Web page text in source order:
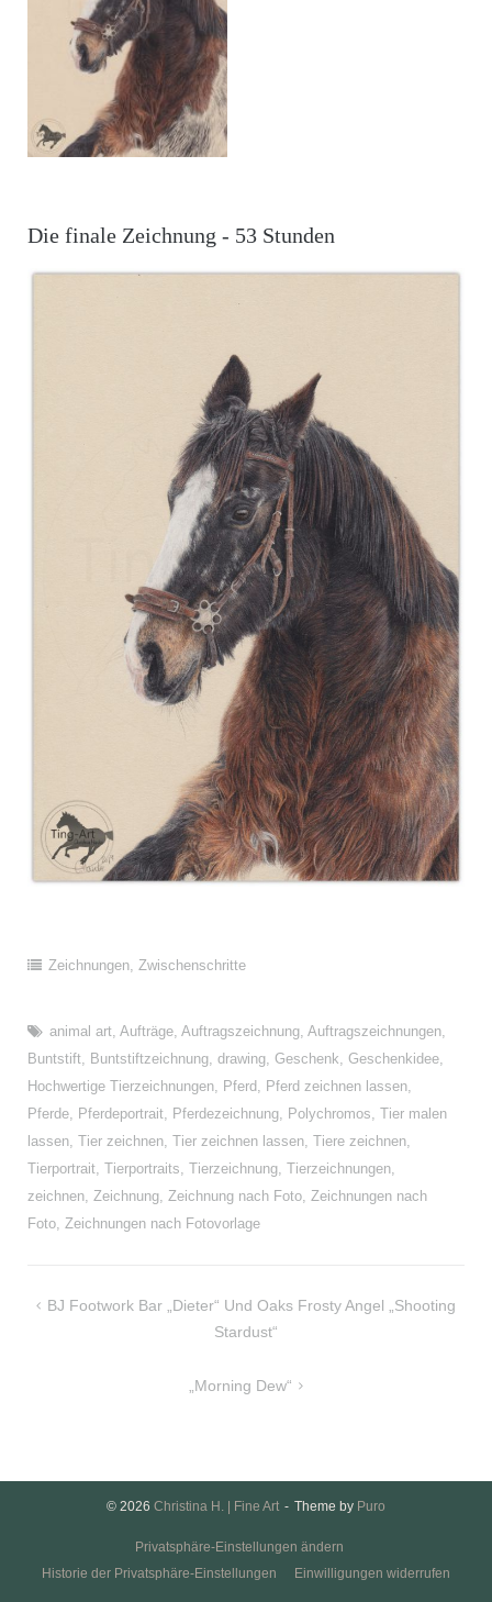
Die finale Zeichnung - 53 Stunden
Zeichnungen, Zwischenschritte
animal art, Aufträge, Auftragszeichnung, Auftragszeichnungen,
Buntstift, Buntstiftzeichnung, drawing, Geschenk, Geschenkidee,
Hochwertige Tierzeichnungen, Pferd , Pferd zeichnen lassen,
Pferde, Pferdeportrait, Pferdezeichnung, Polychromos, Tier malen
lassen, Tier zeichnen, Tier zeichnen lassen, Tiere zeichnen,
Tierportrait, Tierportraits, Tierzeichnung, Tierzeichnungen,
zeichnen, Zeichnung, Zeichnung nach Foto, Zeichnungen nach
Foto, Zeichnungen nach Fotovorlage
Beitragsnavigation
BJ Footwork Bar „Dieter“ Und Oaks Frosty Angel „Shooting
Stardust“
„Morning Dew“
© 2026 Christina H. | Fine Art Theme by Puro
Privatsphäre-Einstellungen ändern
Historie der Privatsphäre-Einstellungen
Einwilligungen widerrufen